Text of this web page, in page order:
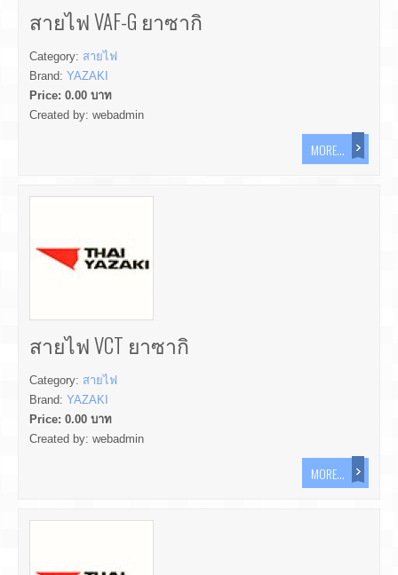
สายไฟ VAF-G ยาซากิ
Category: สายไฟ
Brand: YAZAKI
Price: 0.00 บาท
Created by: webadmin
MORE...
สายไฟ VCT ยาซากิ
Category: สายไฟ
Brand: YAZAKI
Price: 0.00 บาท
Created by: webadmin
MORE...